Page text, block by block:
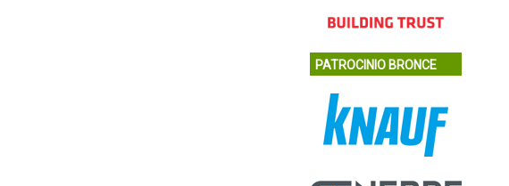
PATROCINIO BRONCE